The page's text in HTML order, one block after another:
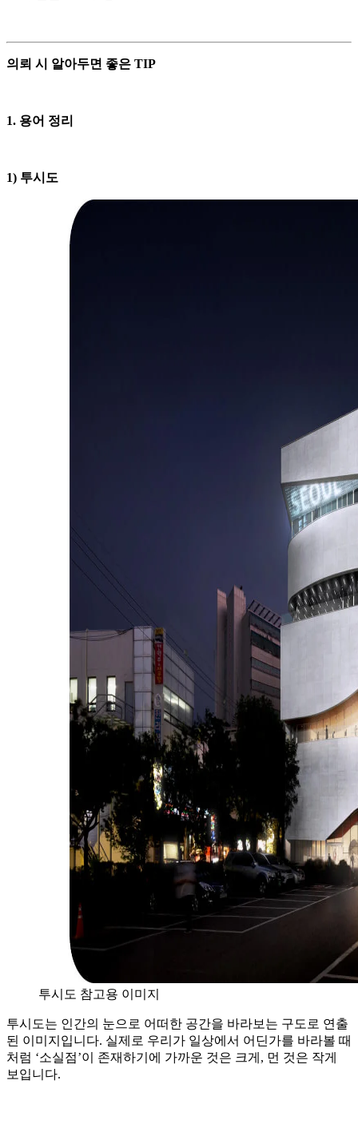
의뢰 시 알아두면 좋은 TIP
1. 용어 정리
1) 투시도
투시도 참고용 이미지
투시도는 인간의 눈으로 어떠한 공간을 바라보는 구도로 연출
된 이미지입니다. 실제로 우리가 일상에서 어딘가를 바라볼 때
처럼 ‘소실점’이 존재하기에 가까운 것은 크게, 먼 것은 작게
보입니다.